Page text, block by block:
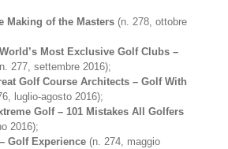
Making of the Masters (n. 278, ottobre
Most Exclusive Golf Clubs –
277, settembre 2016);
Golf Course Architects – Golf With
luglio-agosto 2016);
Golf – 101 Mistakes All Golfers
2016);
Golf Experience (n. 274, maggio